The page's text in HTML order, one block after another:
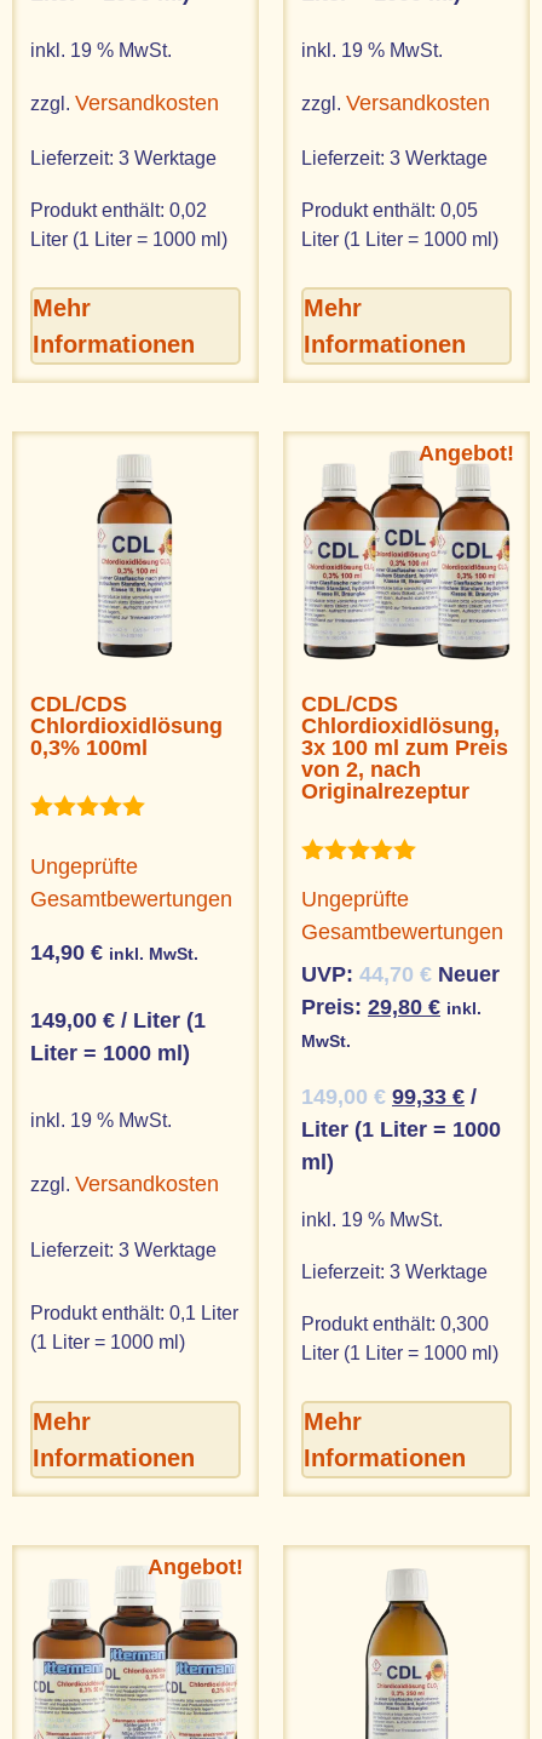
inkl. 19 % MwSt.
zzgl. Versandkosten
Lieferzeit: 3 Werktage
Produkt enthält: 0,02
Liter (1 Liter = 1000 ml)
Mehr
Informationen
inkl. 19 % MwSt.
zzgl. Versandkosten
Lieferzeit: 3 Werktage
Produkt enthält: 0,05
Liter (1 Liter = 1000 ml)
Mehr
Informationen
CDL/CDS
Chlordioxidlösung
0,3% 100ml
mit
5.00
von 5
Ungeprüfte
Gesamtbewertungen
14,90 € inkl. MwSt.
149,00 € / Liter (1
Liter = 1000 ml)
inkl. 19 % MwSt.
zzgl. Versandkosten
Lieferzeit: 3 Werktage
Produkt enthält: 0,1 Liter
(1 Liter = 1000 ml)
Mehr
Informationen
Angebot!
CDL/CDS
Chlordioxidlösung,
3x 100 ml zum Preis
von 2, nach
Originalrezeptur
mit
5.00
von 5
Ungeprüfte
Gesamtbewertungen
UVP: 44,70 € Neuer
Preis: 29,80 € inkl.
MwSt.
149,00 € 99,33 € /
Liter (1 Liter = 1000
ml)
inkl. 19 % MwSt.
Lieferzeit: 3 Werktage
Produkt enthält: 0,300
Liter (1 Liter = 1000 ml)
Mehr
Informationen
Angebot!